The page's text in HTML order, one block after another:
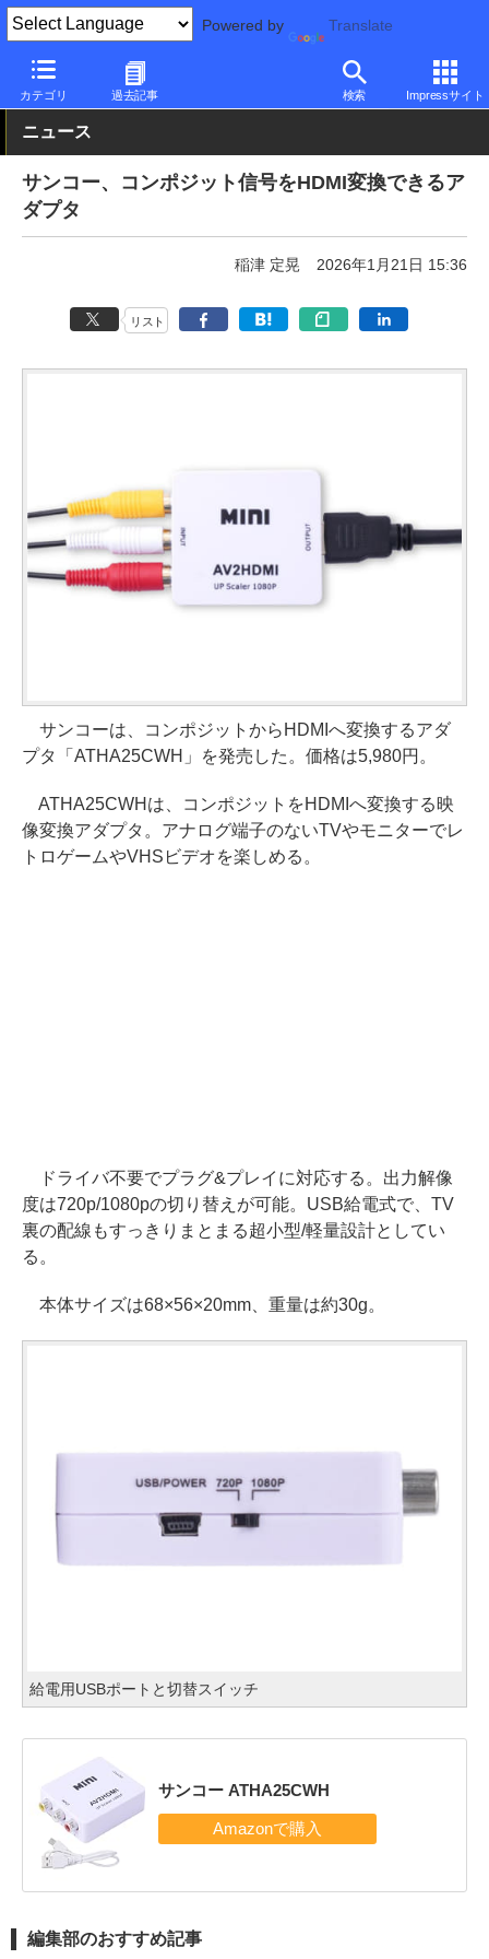
Powered by Translate
カテゴリ 過去記事 検索 Impressサイト
PC Watch 半導体/周辺機器 その他
ニュース
サンコー、コンポジット信号をHDMI変換できるア
ダプタ
稲津 定晃 2026年1月21日 15:36
リスト
サンコーは、コンポジットからHDMIへ変換するアダ
プタ「ATHA25CWH」を発売した。価格は5,980円。
ATHA25CWHは、コンポジットをHDMIへ変換する映
像変換アダプタ。アナログ端子のないTVやモニターでレ
トロゲームやVHSビデオを楽しめる。
ドライバ不要でプラグ&プレイに対応する。出力解像
度は720p/1080pの切り替えが可能。USB給電式で、TV
裏の配線もすっきりまとまる超小型/軽量設計としてい
る。
本体サイズは68×56×20mm、重量は約30g。
給電用USBポートと切替スイッチ
サンコー ATHA25CWH
編集部のおすすめ記事